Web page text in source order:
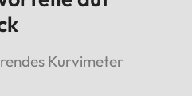
Kurvimeter